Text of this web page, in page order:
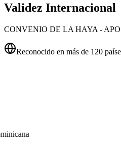
Validez Internacional
CONVENIO DE LA HAYA -
Reconocido en más de 120